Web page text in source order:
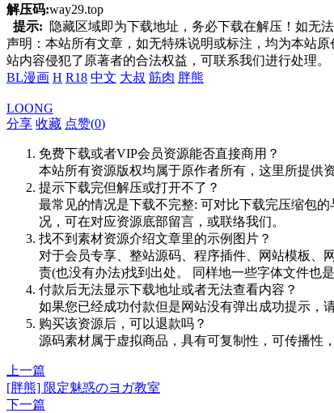
解压码:way29.top
提示:
隐藏区域即为下载地址，务必下载在解压！如无
声明：本站所有文章，如无特殊说明或标注，均为本站
站内容侵犯了原著者的合法权益，可联系我们进行处理。
BL漫画 H R18 中文 大叔 筋肉 胖熊
LOONG
分享 收藏 点赞(0)
免费下载或者VIP会员资源能否直接商用？
本站所有资源版权均属于原作者所有，这里所提供
提示下载完但解压或打开不了？
最常见的情况是下载不完整: 可对比下载完压缩包
况，可在对应资源底部留言，或联络我们。
找不到素材资源介绍文章里的示例图片？
对于会员专享、整站源码、程序插件、网站模板、
责(也没有办法)找到出处。 同样地一些字体文件也
付款后无法显示下载地址或者无法查看内容？
如果您已经成功付款但是网站没有弹出成功提示，
购买该资源后，可以退款吗？
源码素材属于虚拟商品，具有可复制性，可传播性
上一篇
[胖熊] 限定魅惑のヨガ教室
下一篇